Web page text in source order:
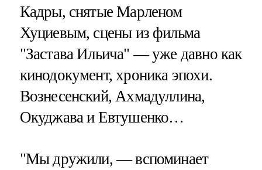
Кадры, снятые Марленом
Хуциевым, сцены из фильма
"Застава Ильича" — уже давно как
кинодокумент, хроника эпохи.
Вознесенский, Ахмадуллина,
Окуджава и Евтушенко…
"Мы дружили, — вспоминает